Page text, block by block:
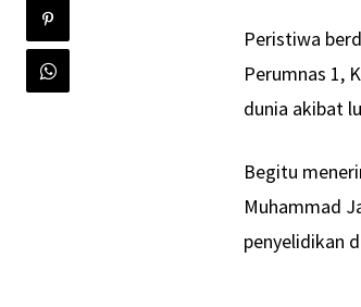
Peristiwa
Perumnas 1,
dunia akibat
Begitu
Muhammad
penyelidikan